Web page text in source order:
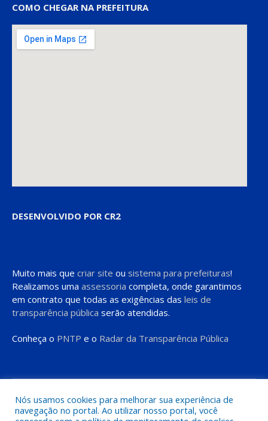
COMO CHEGAR NA PREFEITURA
DESENVOLVIDO POR CR2
Muito mais que criar site ou sistema para prefeituras!
Realizamos uma assessoria completa, onde garantimos
em contrato que todas as exigências das leis de
transparência pública serão atendidas.
Conheça o PNTP e o Radar da Transparência Pública
Todos os direitos reservados a Prefeitura de Moju
Nós usamos cookies para melhorar sua experiência de
navegação no portal. Ao utilizar nosso portal, você